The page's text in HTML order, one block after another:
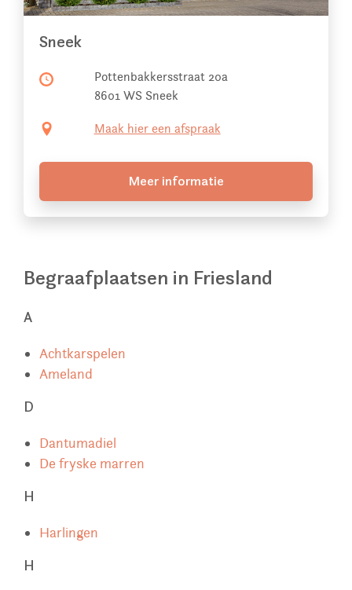
Sneek
Pottenbakkersstraat 20a
8601 WS Sneek
Maak hier een afspraak
Meer informatie
Begraafplaatsen in Friesland
A
Achtkarspelen
Ameland
D
Dantumadiel
De fryske marren
H
Harlingen
H